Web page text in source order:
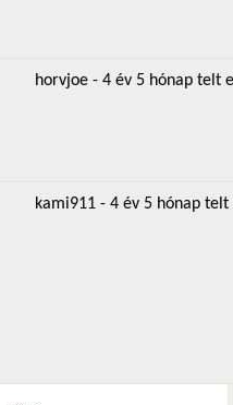
horvjoe - 4 év 5 hónap telt
kami911 - 4 év 5 hónap telt